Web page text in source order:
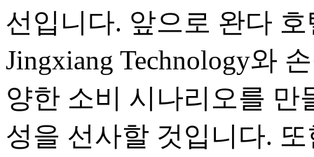
선입니다. 앞으로 완다 호
Jingxiang Technology와
양한 소비 시나리오를 만
성을 선사할 것입니다.